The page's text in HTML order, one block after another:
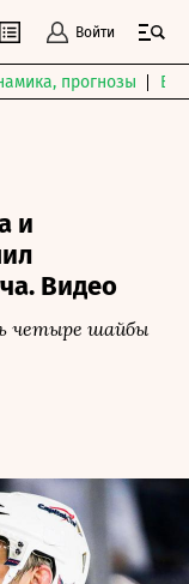
Войти
прогнозы
и
Видео
четыре шайбы